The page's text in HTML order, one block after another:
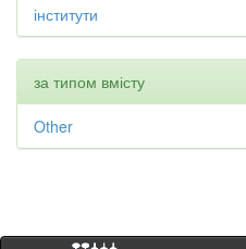
інститути
за типом вмісту
Other